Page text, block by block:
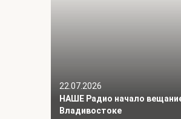
22.07.2026
НАШЕ Радио начало
Владивостоке